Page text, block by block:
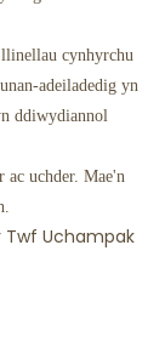
cynhyrchu
adeiladedig yn
ddiwydiannol
uchder. Mae'n